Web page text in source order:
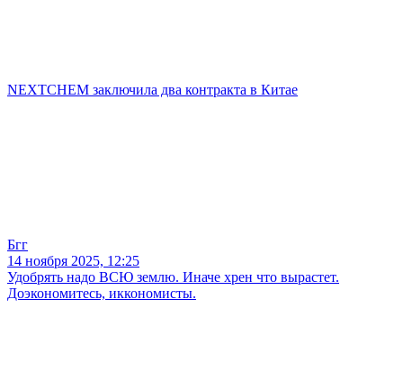
NEXTCHEM заключила два контракта в Китае
Бгг
14 ноября 2025, 12:25
Удобрять надо ВСЮ землю. Иначе хрен что вырастет.
Доэкономитесь, иккономисты.